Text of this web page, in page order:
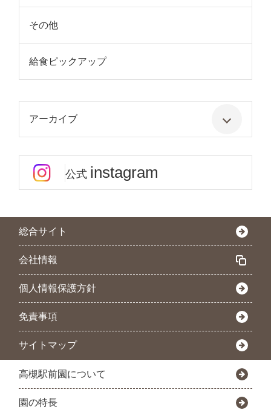
その他
給食ピックアップ
アーカイブ
公式 instagram
総合サイト
会社情報
個人情報保護方針
免責事項
サイトマップ
高槻駅前園について
園の特長